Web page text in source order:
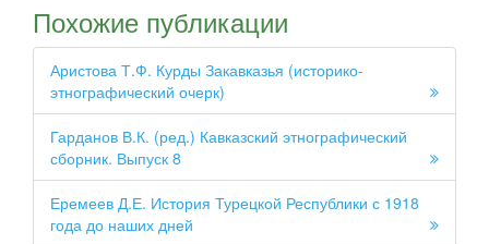
Похожие публикации
Аристова Т.Ф. Курды Закавказья (историко-
этнографический очерк)
Гарданов В.К. (ред.) Кавказский этнографический
сборник. Выпуск 8
Еремеев Д.Е. История Турецкой Республики с 1918
года до наших дней